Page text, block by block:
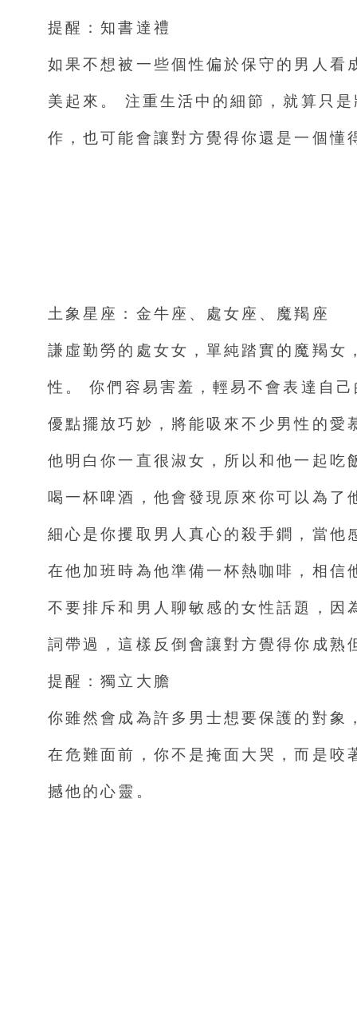
提醒：知書達禮
如果不想被一些個性偏於保守的男人
美起來。 注重生活中的細節，就算只
作，也可能會讓對方覺得你還是一個懂
土象星座：金牛座、處女座、魔羯座
謙虛勤勞的處女女，單純踏實的魔羯
性。 你們容易害羞，輕易不會表達自
優點擺放巧妙，將能吸來不少男性的愛
他明白你一直很淑女，所以和他一起
喝一杯啤酒，他會發現原來你可以為了
細心是你攫取男人真心的殺手鐧，當
在他加班時為他準備一杯熱咖啡，相信
不要排斥和男人聊敏感的女性話題，
詞帶過，這樣反倒會讓對方覺得你成熟
提醒：獨立大膽
你雖然會成為許多男士想要保護的對
在危難面前，你不是掩面大哭，而是
撼他的心靈。